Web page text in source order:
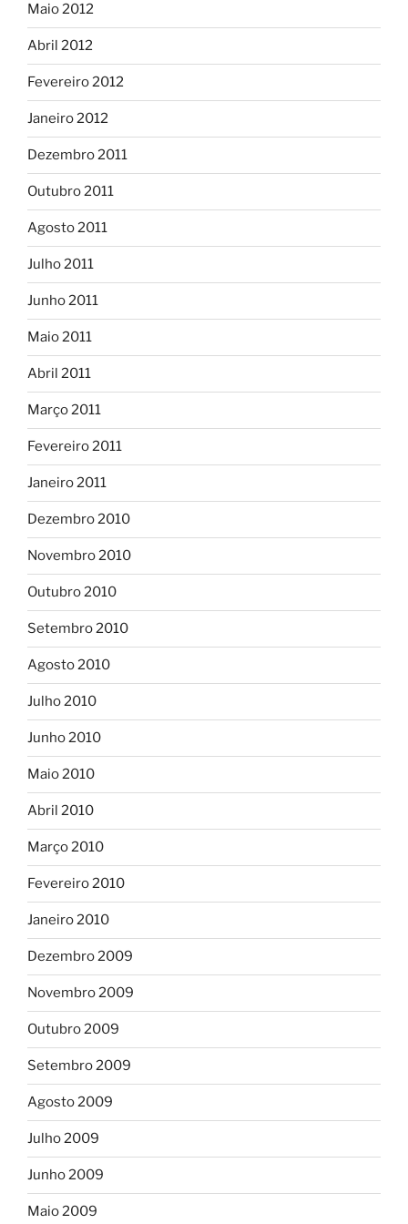
Maio 2012
Abril 2012
Fevereiro 2012
Janeiro 2012
Dezembro 2011
Outubro 2011
Agosto 2011
Julho 2011
Junho 2011
Maio 2011
Abril 2011
Março 2011
Fevereiro 2011
Janeiro 2011
Dezembro 2010
Novembro 2010
Outubro 2010
Setembro 2010
Agosto 2010
Julho 2010
Junho 2010
Maio 2010
Abril 2010
Março 2010
Fevereiro 2010
Janeiro 2010
Dezembro 2009
Novembro 2009
Outubro 2009
Setembro 2009
Agosto 2009
Julho 2009
Junho 2009
Maio 2009